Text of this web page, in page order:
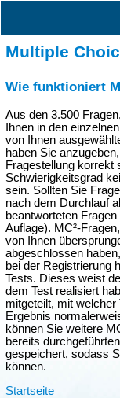
Multiple
Wie funktioniert
Aus den 3.500
Ihnen in den
von Ihnen
haben Sie
Fragestellung korrekt
Schwierigkeitsgrad
sein. Sollten Sie
nach dem Durchlauf
beantworteten
Auflage). MC²-
von Ihnen
abgeschlossen
bei der Registrierung
Tests. Dieses weist
dem Test realisiert
mitgeteilt, mit
Ergebnis
können Sie weitere
bereits
gespeichert, sodass
können.
Startseite